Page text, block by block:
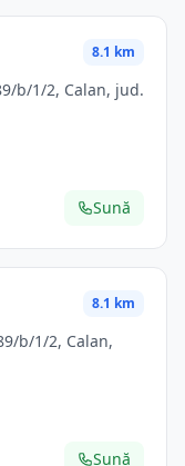
8.1 km
Sună
8.1 km
Sună